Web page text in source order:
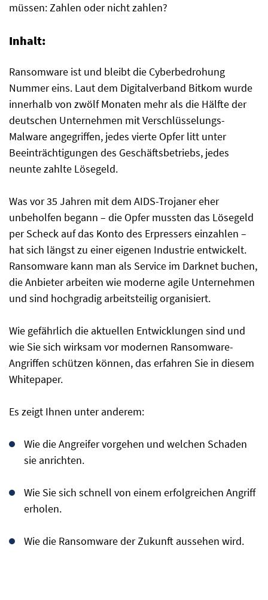
müssen: Zahlen oder nicht zahlen?
Inhalt:
Ransomware ist und bleibt die Cyberbedrohung
Nummer eins. Laut dem Digitalverband Bitkom wurde
innerhalb von zwölf Monaten mehr als die Hälfte der
deutschen Unternehmen mit Verschlüsselungs-
Malware angegriffen, jedes vierte Opfer litt unter
Beeinträchtigungen des Geschäftsbetriebs, jedes
neunte zahlte Lösegeld.
Was vor 35 Jahren mit dem AIDS-Trojaner eher
unbeholfen begann – die Opfer mussten das Lösegeld
per Scheck auf das Konto des Erpressers einzahlen –
hat sich längst zu einer eigenen Industrie entwickelt.
Ransomware kann man als Service im Darknet buchen,
die Anbieter arbeiten wie moderne agile Unternehmen
und sind hochgradig arbeitsteilig organisiert.
Wie gefährlich die aktuellen Entwicklungen sind und
wie Sie sich wirksam vor modernen Ransomware-
Angriffen schützen können, das erfahren Sie in diesem
Whitepaper.
Es zeigt Ihnen unter anderem:
Wie die Angreifer vorgehen und welchen Schaden
sie anrichten.
Wie Sie sich schnell von einem erfolgreichen Angriff
erholen.
Wie die Ransomware der Zukunft aussehen wird.